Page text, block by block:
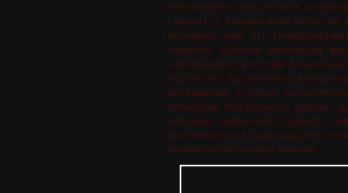
итальянских технологий в своем
говорит о безупречном качестве
познавать мир, его
изделий. Детская мебельная
соблюдением всех мер
использует высококачественные
материалам, которые
организма. Натуральное дерево,
матрацы позволяют сделать
используются в производстве
являются гипоаллергенными